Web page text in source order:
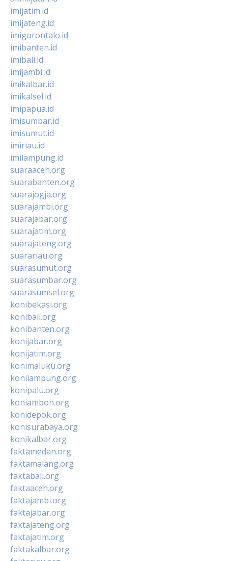
imijatim.id
imijateng.id
imigorontalo.id
imibanten.id
imibali.id
imijambi.id
imikalbar.id
imikalsel.id
imipapua.id
imisumbar.id
imisumut.id
imiriau.id
imilampung.id
suaraaceh.org
suarabanten.org
suarajogja.org
suarajambi.org
suarajabar.org
suarajatim.org
suarajateng.org
suarariau.org
suarasumut.org
suarasumbar.org
suarasumsel.org
konibekasi.org
konibali.org
konibanten.org
konijabar.org
konijatim.org
konimaluku.org
konilampung.org
konipalu.org
koniambon.org
konidepok.org
konisurabaya.org
konikalbar.org
faktamedan.org
faktamalang.org
faktabali.org
faktaaceh.org
faktajambi.org
faktajabar.org
faktajateng.org
faktajatim.org
faktakalbar.org